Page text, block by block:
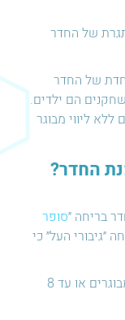
של החדר
של החדר
הם ילדים.
ליווי מבוגר
החדר?
בריחה ״סופר
״גיבורי העל״ כי
ניתן לשחק בחדר בקבוצות של 2-7 מבוגרים או עד 8